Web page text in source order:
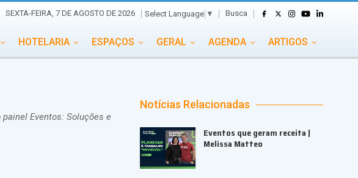
SEXTA-FEIRA, 7 DE AGOSTO DE 2026 Select Language ▼ Busca
HOTELARIA ESPAÇOS GERAL AGENDA ARTIGOS
PORTAL EVENTOS TV TRANSPORTES
TURISMO VAI E VEM
Eventos: Soluções e
Notícias Relacionadas
Eventos que geram receita |
Melissa Matteo